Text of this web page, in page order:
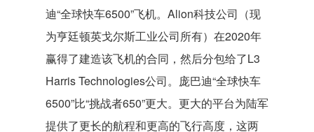
迪“全球快车6500”飞机。Alion科技公司（现
为亨廷顿英戈尔斯工业公司所有）在2020年
赢得了建造该飞机的合同，然后分包给了L3
Harris Technologies公司。庞巴迪“全球快车
6500”比“挑战者650”更大。更大的平台为陆军
提供了更长的航程和更高的飞行高度，这两